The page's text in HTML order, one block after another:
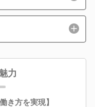
力
き方を実現】